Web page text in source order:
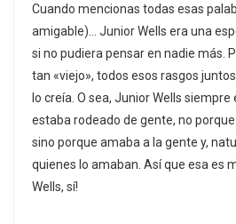
Cuando mencionas todas esas
amigable)… Junior Wells era una
si no pudiera pensar en nadie más.
tan «viejo», todos esos rasgos
lo creía. O sea, Junior Wells
estaba rodeado de gente, no porque
sino porque amaba a la gente y,
quienes lo amaban. Así que esa es
Wells, sí!